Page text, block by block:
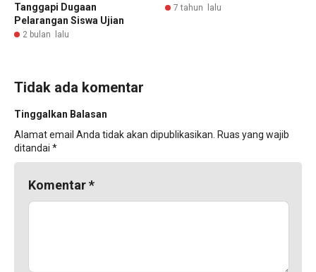
Tanggapi Dugaan
Pelarangan Siswa Ujian
2 bulan lalu
7 tahun lalu
Tidak ada komentar
Tinggalkan Balasan
Alamat email Anda tidak akan dipublikasikan. Ruas yang wajib
ditandai *
Komentar*